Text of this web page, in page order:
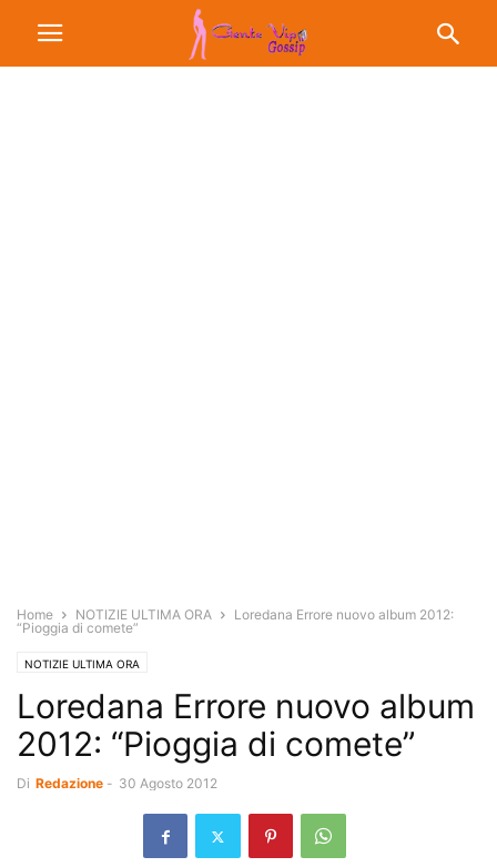
Home NOTIZIE ULTIMA ORA
Loredana Errore nuovo album 2012:
“Pioggia di comete”
NOTIZIE ULTIMA ORA
Loredana Errore nuovo album
2012: “Pioggia di comete”
Di Redazione - 30 Agosto 2012